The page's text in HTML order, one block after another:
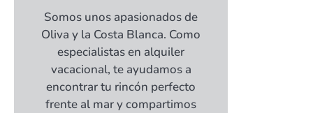
Somos unos apasionados de
Oliva y la Costa Blanca. Como
especialistas en alquiler
vacacional, te ayudamos a
encontrar tu rincón perfecto
frente al mar y compartimos